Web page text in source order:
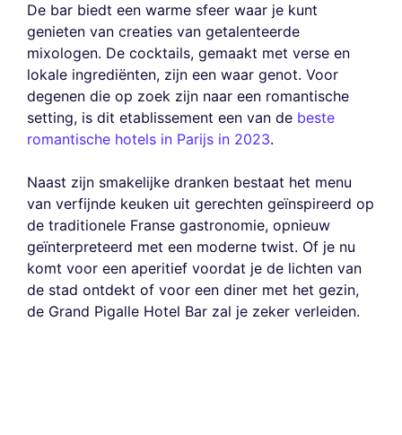
De bar biedt een warme sfeer waar je kunt
genieten van creaties van getalenteerde
mixologen. De cocktails, gemaakt met verse en
lokale ingrediënten, zijn een waar genot. Voor
degenen die op zoek zijn naar een romantische
setting, is dit etablissement een van de beste
romantische hotels in Parijs in 2023.
Naast zijn smakelijke dranken bestaat het menu
van verfijnde keuken uit gerechten geïnspireerd op
de traditionele Franse gastronomie, opnieuw
geïnterpreteerd met een moderne twist. Of je nu
komt voor een aperitief voordat je de lichten van
de stad ontdekt of voor een diner met het gezin,
de Grand Pigalle Hotel Bar zal je zeker verleiden.